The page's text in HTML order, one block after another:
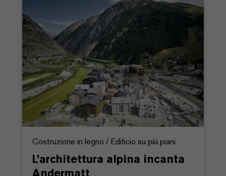
Costruzione in legno / Edificio su più piani
L’architettura alpina incanta
Andermatt